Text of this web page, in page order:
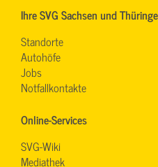
Ihre SVG Sachsen und
Standorte
Autohöfe
Jobs
Notfallkontakte
Online-Services
SVG-Wiki
Mediathek